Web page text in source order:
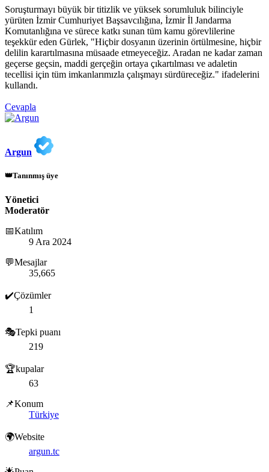
Soruşturmayı büyük bir titizlik ve yüksek sorumluluk bilinciyle
yürüten İzmir Cumhuriyet Başsavcılığına, İzmir İl Jandarma
Komutanlığına ve sürece katkı sunan tüm kamu görevlilerine
teşekkür eden Gürlek, "Hiçbir dosyanın üzerinin örtülmesine, hiçbir
delilin karartılmasına müsaade etmeyeceğiz. Aradan ne kadar zaman
geçerse geçsin, maddi gerçeğin ortaya çıkartılması ve adaletin
tecellisi için tüm imkanlarımızla çalışmayı sürdüreceğiz." ifadelerini
kullandı.
Cevapla
Argun
👑Tanınmış üye
Yönetici
Moderatör
📅Katılım
9 Ara 2024
💬Mesajlar
35,665
✔️Çözümler
1
🎭Tepki puanı
219
🏆kupalar
63
📌Konum
Türkiye
🌍Website
argun.tc